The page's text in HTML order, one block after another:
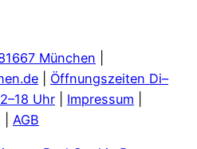
München
Öffnungszeiten Di–
Uhr
Impressum
AGB